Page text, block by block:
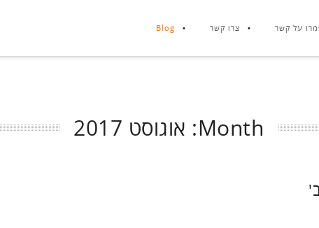
על קשר צרו קשר Blog
Month: אוגוסט 2017